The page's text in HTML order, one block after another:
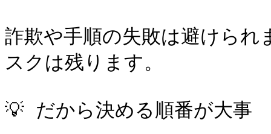
詐欺や手順の失敗は避けら
スクは残ります。
💡 だから決める順番が大事